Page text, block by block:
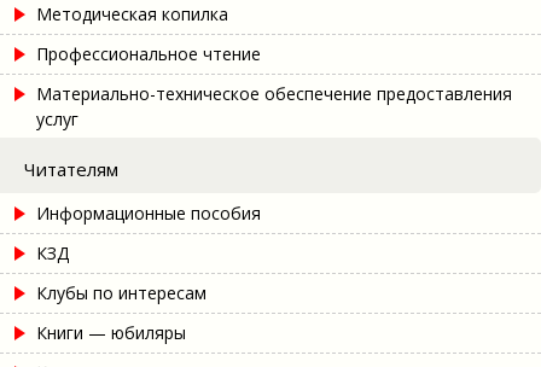
Методическая копилка
Профессиональное чтение
Материально-техническое обеспечение предоставления
услуг
Читателям
Информационные пособия
КЗД
Клубы по интересам
Книги — юбиляры